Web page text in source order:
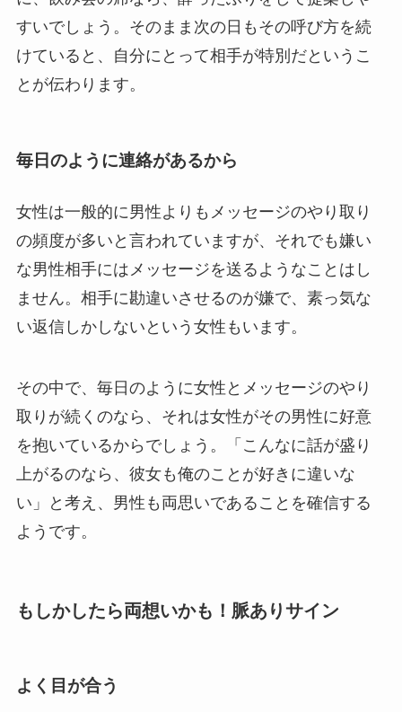
すいでしょう。そのまま次の日もその呼び方を続
けていると、自分にとって相手が特別だというこ
とが伝わります。
毎日のように連絡があるから
女性は一般的に男性よりもメッセージのやり取り
の頻度が多いと言われていますが、それでも嫌い
な男性相手にはメッセージを送るようなことはし
ません。相手に勘違いさせるのが嫌で、素っ気な
い返信しかしないという女性もいます。
その中で、毎日のように女性とメッセージのやり
取りが続くのなら、それは女性がその男性に好意
を抱いているからでしょう。「こんなに話が盛り
上がるのなら、彼女も俺のことが好きに違いな
い」と考え、男性も両思いであることを確信する
ようです。
もしかしたら両想いかも！脈ありサイン
よく目が合う